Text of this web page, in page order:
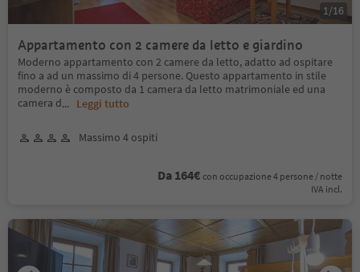
Appartamento con 2 camere da letto e giardino
Moderno appartamento con 2 camere da letto, adatto ad ospitare
fino a ad un massimo di 4 persone. Questo appartamento in stile
moderno è composto da 1 camera da letto matrimoniale ed una
camera d... Leggi tutto
Massimo 4 ospiti
Da 164€ con occupazione 4 persone / notte
IVA incl.
1/16